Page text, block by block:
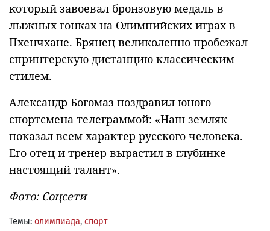
который завоевал бронзовую медаль в
лыжных гонках на Олимпийских играх в
Пхенчхане. Брянец великолепно пробежал
спринтерскую дистанцию классическим
стилем.
Александр Богомаз поздравил юного
спортсмена телеграммой: «Наш земляк
показал всем характер русского человека.
Его отец и тренер вырастил в глубинке
настоящий талант».
Фото: Соцсети
Темы: олимпиада, спорт